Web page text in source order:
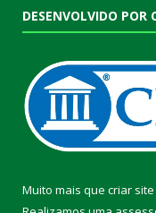
DESENVOLVIDO POR
Muito mais que criar site